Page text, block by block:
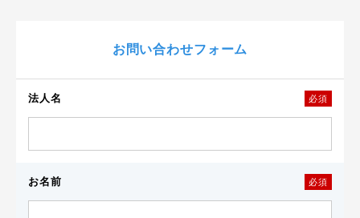
お問い合わせフォーム
法人名 必須
お名前 必須